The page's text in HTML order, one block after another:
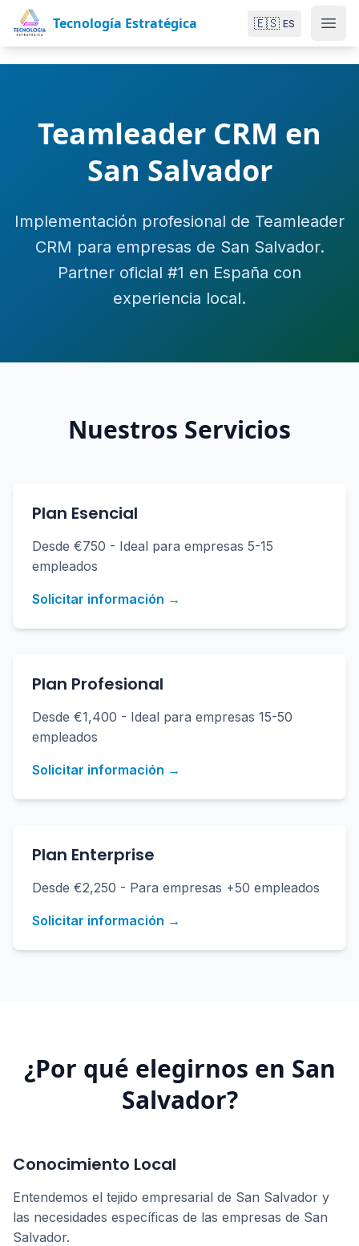
Tecnología Estratégica 🇪🇸 ES
Teamleader CRM en
San Salvador
Implementación profesional de Teamleader
CRM para empresas de San Salvador.
Partner oficial #1 en España con
experiencia local.
Nuestros Servicios
Plan Esencial
Desde €750 - Ideal para empresas 5-15
empleados
Solicitar información →
Plan Profesional
Desde €1,400 - Ideal para empresas 15-50
empleados
Solicitar información →
Plan Enterprise
Desde €2,250 - Para empresas +50 empleados
Solicitar información →
¿Por qué elegirnos en San
Salvador?
Conocimiento Local
Entendemos el tejido empresarial de San Salvador y
las necesidades específicas de las empresas de San
Salvador.